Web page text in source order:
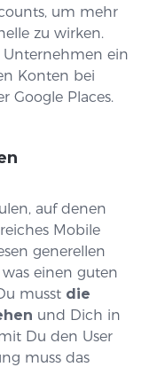
um mehr
zu wirken.
ein
Konten bei
Google Places.
auf denen
Mobile
generellen
einen guten
musst die
und Dich in
Du den User
muss das